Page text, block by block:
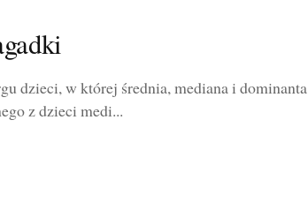
dzieci, w której średnia, mediana i dominanta
z dzieci medi...